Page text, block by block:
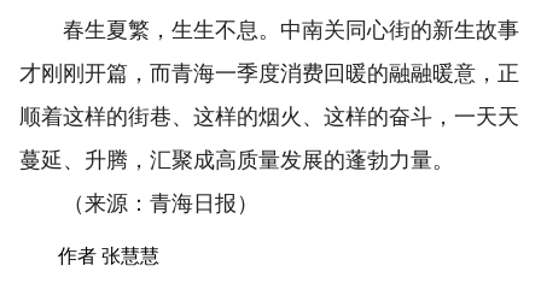
春生夏繁，生生不息。中南关同心街的新生故事
才刚刚开篇，而青海一季度消费回暖的融融暖意，正
顺着这样的街巷、这样的烟火、这样的奋斗，一天天
蔓延、升腾，汇聚成高质量发展的蓬勃力量。
（来源：青海日报）
作者 张慧慧